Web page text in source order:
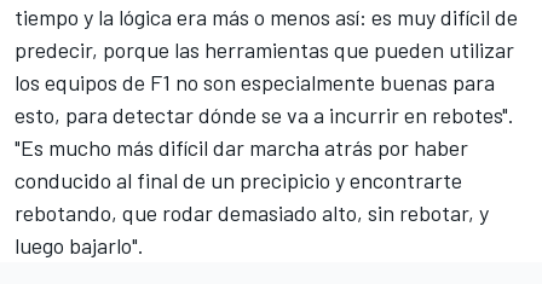
tiempo y la lógica era más o menos así: es muy difícil de
predecir, porque las herramientas que pueden utilizar
los equipos de F1 no son especialmente buenas para
esto, para detectar dónde se va a incurrir en rebotes".
"Es mucho más difícil dar marcha atrás por haber
conducido al final de un precipicio y encontrarte
rebotando, que rodar demasiado alto, sin rebotar, y
luego bajarlo".